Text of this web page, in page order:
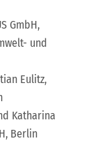
GmbH,
und
Eulitz,
Katharina
Berlin